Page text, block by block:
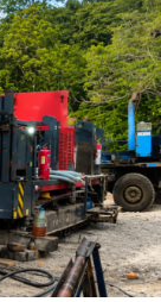
éléments mis
et
impliqués
de la
et
de